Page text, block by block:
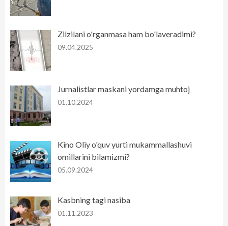
Zilzilani o'rganmasa ham bo'laveradimi?
09.04.2025
Jurnalistlar maskani yordamga muhtoj
01.10.2024
Kino Oliy o'quv yurti mukammallashuvi
omillarini bilamizmi?
05.09.2024
Kasbning tagi nasiba
01.11.2023